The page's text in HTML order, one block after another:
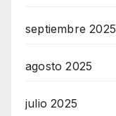
septiembre 2025
agosto 2025
julio 2025